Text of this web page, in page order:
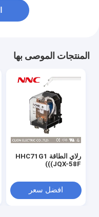
المنتجات الموصى بها
رلاي الطاقة HHC71G1
((JQX-58F)
افضل سعر